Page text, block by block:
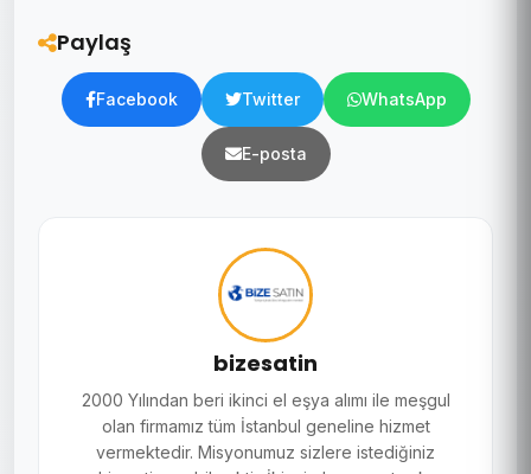
Paylaş
Facebook Twitter WhatsApp
E-posta
bizesatin
2000 Yılından beri ikinci el eşya alımı ile meşgul
olan firmamız tüm İstanbul geneline hizmet
vermektedir. Misyonumuz sizlere istediğiniz